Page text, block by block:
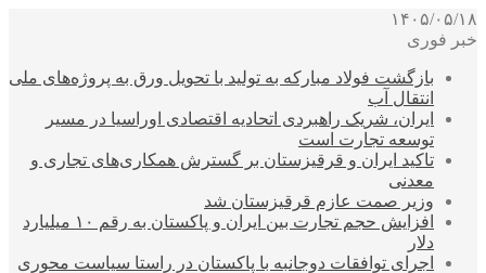
۱۴۰۵/۰۵/۱۸
خبر فوری
بازگشت فولاد مبارکه به تولید با تحویل ورق به پروژه‌های ملی
انتقال آب
ایران، شریک راهبردی اتحادیه اقتصادی اوراسیا در مسیر
توسعه تجارت است
تاکید ایران و قرقیزستان بر گسترش همکاری‌های تجاری و
معدنی
وزیر صمت عازم قرقیزستان شد
افزایش حجم تجارت بین ایران و پاکستان به رقم ۱۰ میلیارد
دلار
اجرای توافقات دوجانبه با پاکستان در راستا سیاست محوری